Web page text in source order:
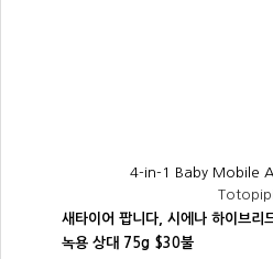
4-in-1 Baby Mobile
Totopipi
새타이어 팝니다, 시에나 하이브
녹용 상대 75g $30불